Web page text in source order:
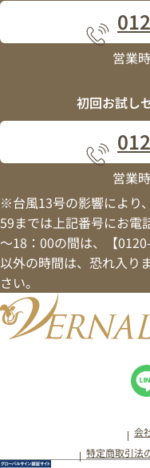
営業
初回お試し
営業
※台風13号の影響により
59までは上記番号にお電
～18：00の間は、【
以外の時間は、恐れ入り
さい。
会
特定商取引法